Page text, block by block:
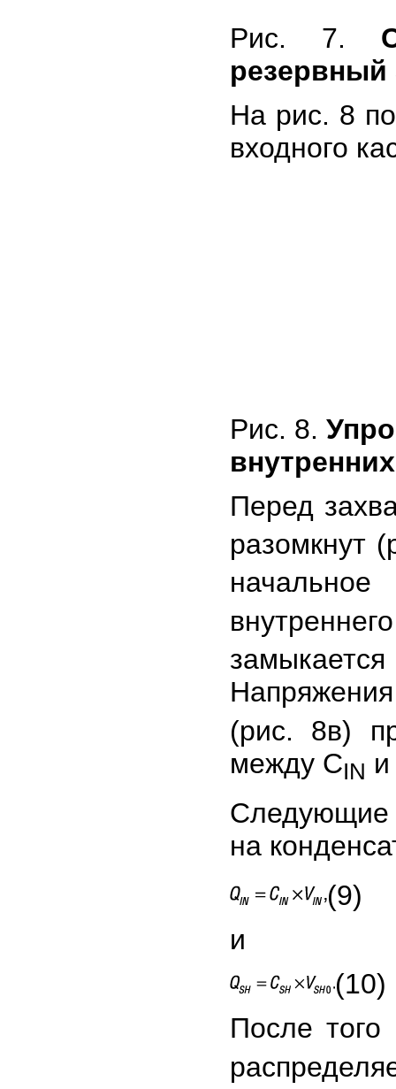
Рис. 7.
резервный
На рис. 8
входного
Рис. 8.
Перед
разомкнут
(рис. 8в)
между CIN
Следующие
на
(9)
и
(10)
После того